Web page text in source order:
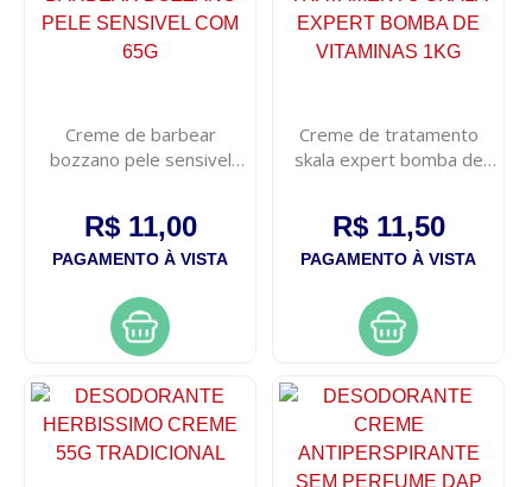
Creme de barbear
bozzano pele sensivel
R$ 11,00
PAGAMENTO À VISTA
Creme de tratamento
skala expert bomba de
R$ 11,50
PAGAMENTO À VISTA